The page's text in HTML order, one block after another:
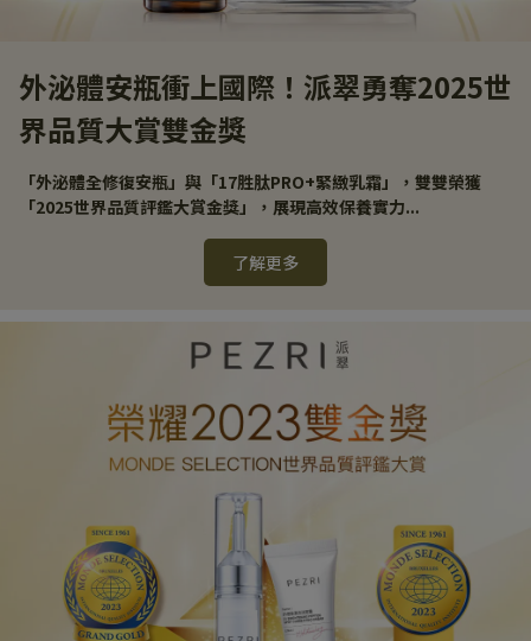
外泌體安瓶衝上國際！派翠勇奪2025世
界品質大賞雙金獎
「外泌體全修復安瓶」與「17胜肽PRO+緊緻乳霜」，雙雙榮獲
「2025世界品質評鑑大賞金獎」，展現高效保養實力...
了解更多